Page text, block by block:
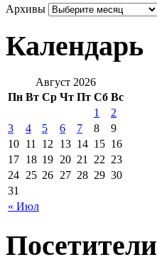
Архивы
Календарь
Август 2026
Пн Вт Ср Чт Пт Сб Вс
« Июл
1
2
3
4 5 6 7 8
9
10 11 12 13 14 15 16
17 18 19 20 21 22 23
24 25 26 27 28 29 30
31
Посетители